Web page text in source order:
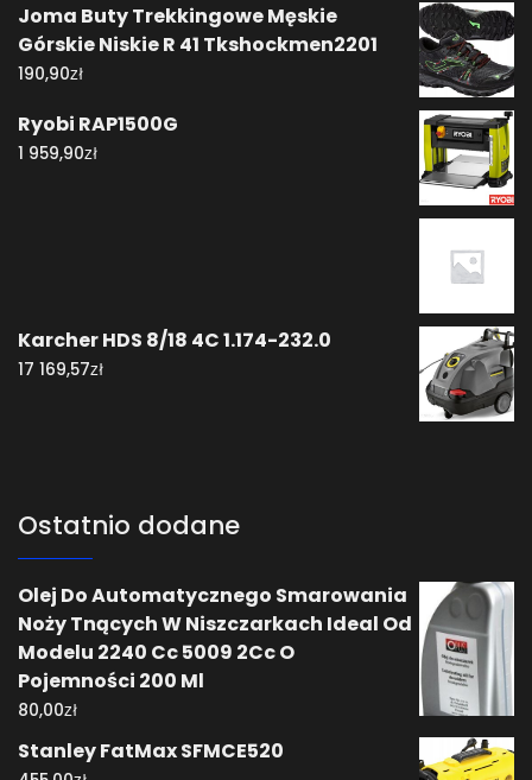
Joma Buty Trekkingowe Męskie
Górskie Niskie R 41 Tkshockmen2201
190,90zł
Ryobi RAP1500G
1 959,90zł
Karcher HDS 8/18 4C 1.174-232.0
17 169,57zł
Ostatnio dodane
Olej Do Automatycznego Smarowania
Noży Tnących W Niszczarkach Ideal Od
Modelu 2240 Cc 5009 2Cc O
Pojemności 200 Ml
80,00zł
Stanley FatMax SFMCE520